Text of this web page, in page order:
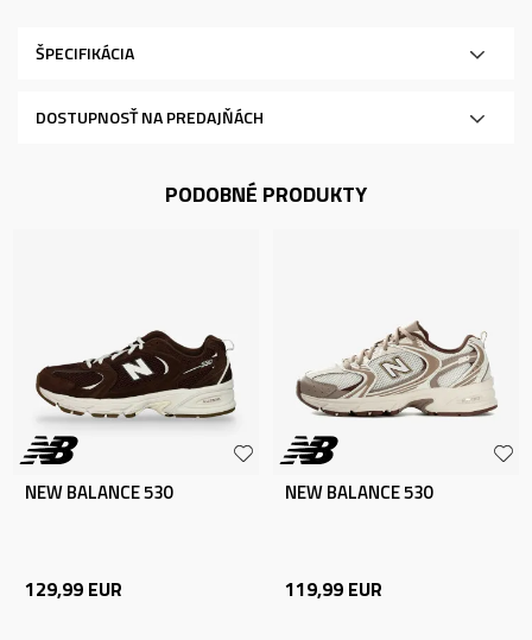
ŠPECIFIKÁCIA
DOSTUPNOSŤ NA PREDAJŇÁCH
PODOBNÉ PRODUKTY
NEW BALANCE 530
129,99 EUR
NEW BALANCE 530
119,99 EUR